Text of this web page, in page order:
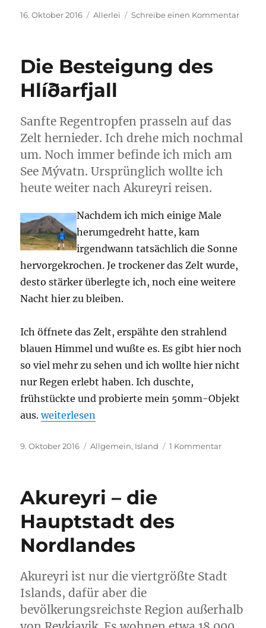
Veröffentlicht
16. Oktober 2016 Kategorien
Allerlei Schreibe einen Kommentarzu
Die Besteigung des
Hlíðarfjall
Sanfte Regentropfen prasseln auf das
Zelt hernieder. Ich drehe mich nochmal
um. Noch immer befinde ich mich am
See Mývatn. Ursprünglich wollte ich
heute weiter nach Akureyri reisen.
Nachdem ich mich einige Male
herumgedreht hatte, kam
irgendwann tatsächlich die Sonne
hervorgekrochen. Je trockener das Zelt wurde,
desto stärker überlegte ich, noch eine weitere
Nacht hier zu bleiben.
Ich öffnete das Zelt, erspähte den strahlend
blauen Himmel und wußte es. Es gibt hier noch
so viel mehr zu sehen und ich wollte hier nicht
nur Regen erlebt haben. Ich duschte,
frühstückte und probierte mein 50mm-Objekt
aus.„Die Besteigung des Hlíðarfjall“
weiterlesen
Veröffentlicht
9. Oktober 2016 Kategorien
Allgemein, Island 1 Kommentarzu
Akureyri – die
Hauptstadt des
Nordlandes
Akureyri ist nur die viertgrößte Stadt
Islands, dafür aber die
bevölkerungsreichste Region außerhalb